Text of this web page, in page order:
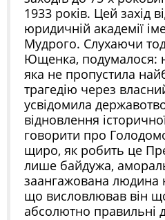
1933 років. Цей захід
юридичній академії
Мудрого. Слухаючи
Ющенка, подумалося:
яка не пропустила
трагедію через
усвідомила
відновлення
говорити про
щиро, як робить це
лише байдужа,
заангажована людина
що висловлював він
абсолютно правильні